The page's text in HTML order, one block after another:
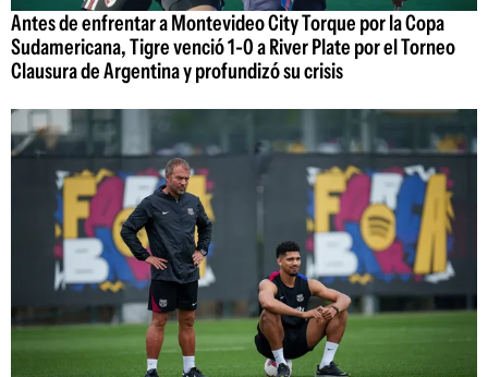
Antes de enfrentar a Montevideo City Torque por la Copa
Sudamericana, Tigre venció 1-0 a River Plate por el Torneo
Clausura de Argentina y profundizó su crisis